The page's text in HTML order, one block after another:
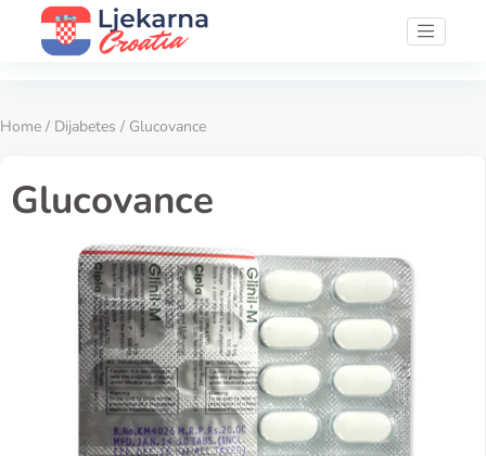
Home / Dijabetes / Glucovance
Glucovance